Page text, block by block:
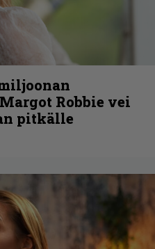
Robbie vei
pitkälle